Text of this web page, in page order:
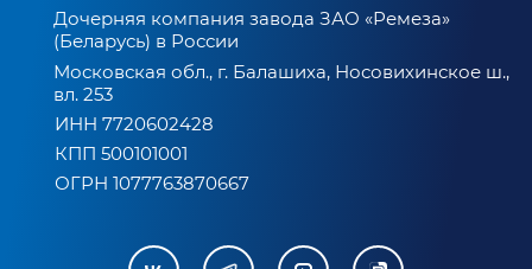
Дочерняя компания завода ЗАО «Ремеза»
(Беларусь) в России
Московская обл., г. Балашиха, Носовихинское ш.,
вл. 253
ИНН 7720602428
КПП 500101001
ОГРН 1077763870667